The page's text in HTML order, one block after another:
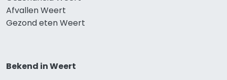
Afvallen Weert
Gezond eten Weert
Bekend in Weert